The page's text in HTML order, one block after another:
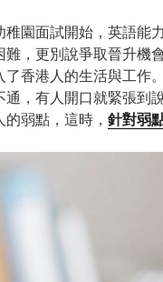
園面試開始，英語能
，更別說爭取晉升機
香港人的生活與工作
，有人開口就緊張到
弱點，這時， 針對弱